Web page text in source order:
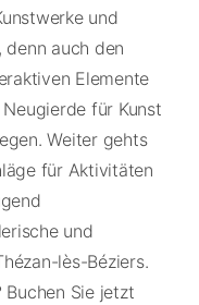
und
auch den
Elemente
für Kunst
Weiter gehts
für Aktivitäten
und
lès-Béziers.
Buchen Sie jetzt